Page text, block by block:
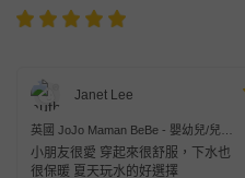
Janet Lee
英國 JoJo Maman BeBe - 嬰幼兒/兒童
連身式防曬泳裝-鴨子賞花
小朋友很愛 穿起來很舒服，下水也
很保暖 夏天玩水的好選擇